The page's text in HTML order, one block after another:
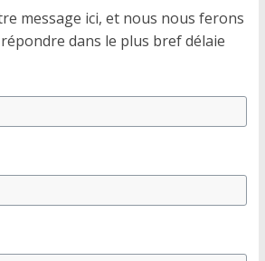
message ici, et nous nous ferons
dans le plus bref délaie